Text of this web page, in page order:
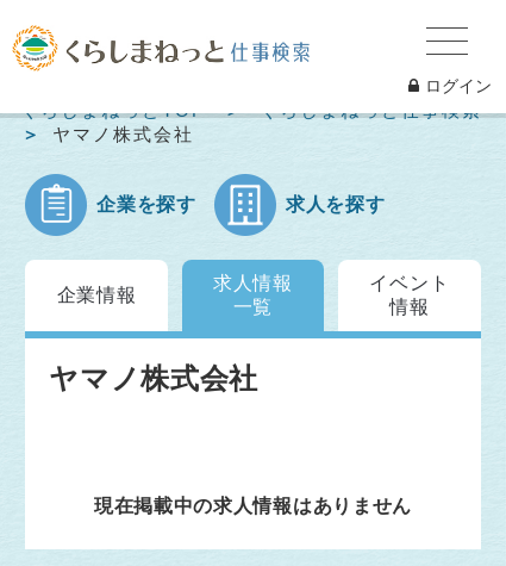
ログイン
くらしまねっとTOP
くらしまねっと仕事検索
ヤマノ株式会社
企業を探す 求人を探す
企業情報
求人情報
一覧
イベント
情報
ヤマノ株式会社
現在掲載中の求人情報はありません